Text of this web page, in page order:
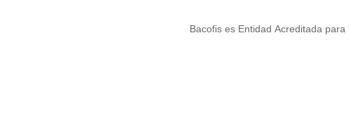
Bacofis es Entidad Acreditada